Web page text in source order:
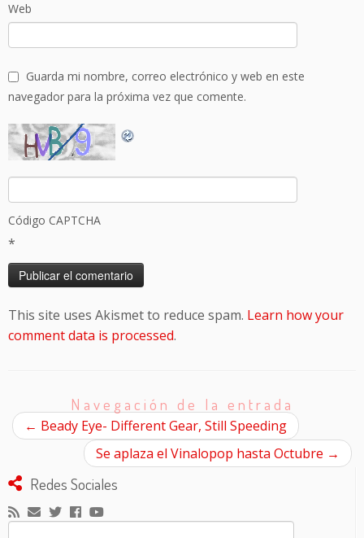
Web
Guarda mi nombre, correo electrónico y web en este
navegador para la próxima vez que comente.
Código CAPTCHA
*
This site uses Akismet to reduce spam. Learn how your
comment data is processed.
Navegación de la entrada
← Beady Eye- Different Gear, Still Speeding
Se aplaza el Vinalopop hasta Octubre →
Redes Sociales
Buscar: